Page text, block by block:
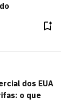
dos EUA
o que